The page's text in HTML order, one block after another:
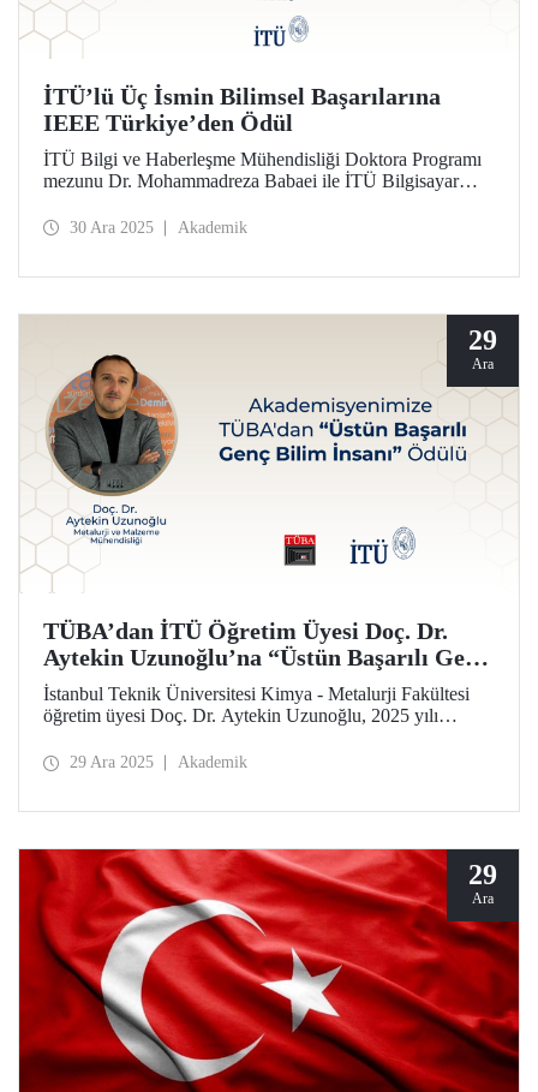
İTÜ’lü Üç İsmin Bilimsel Başarılarına
IEEE Türkiye’den Ödül
İTÜ Bilgi ve Haberleşme Mühendisliği Doktora Programı
mezunu Dr. Mohammadreza Babaei ile İTÜ Bilgisayar
Veri Mühendisliği Bölümü öğretim üyesi Dr. Tuğçe Bilen,
layık görüldü. İTÜ’de gerçekleştirilen törende 2025 IEEE
Türkiye Bilim Ödülleri sahiplerine İTÜ Rektörü Prof. Dr.
Hasan Mandal tarafından takdim edildi.
30 Ara 2025 Akademik
29
Ara
TÜBA’dan İTÜ Öğretim Üyesi Doç. Dr.
Aytekin Uzunoğlu’na “Üstün Başarılı Genç
Bilim İnsanı” Ödülü
İstanbul Teknik Üniversitesi Kimya - Metalurji Fakültesi
öğretim üyesi Doç. Dr. Aytekin Uzunoğlu, 2025 yılı
İnsanı (TÜBA-GEBİP) Ödülü’ne layık görüldü.
29 Ara 2025 Akademik
29
Ara